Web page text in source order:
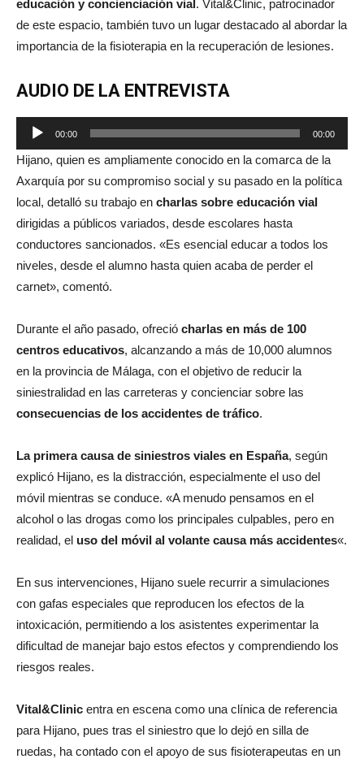
educación y concienciación vial. Vital&Clinic, patrocinador
de este espacio, también tuvo un lugar destacado al abordar la
importancia de la fisioterapia en la recuperación de lesiones.
AUDIO DE LA ENTREVISTA
Reproductor
de
audio
00:00 00:00
Hijano, quien es ampliamente conocido en la comarca de la
Axarquía por su compromiso social y su pasado en la política
local, detalló su trabajo en charlas sobre educación vial
dirigidas a públicos variados, desde escolares hasta
conductores sancionados. «Es esencial educar a todos los
niveles, desde el alumno hasta quien acaba de perder el
carnet», comentó.
Durante el año pasado, ofreció charlas en más de 100
centros educativos, alcanzando a más de 10,000 alumnos
en la provincia de Málaga, con el objetivo de reducir la
siniestralidad en las carreteras y concienciar sobre las
consecuencias de los accidentes de tráfico.
La primera causa de siniestros viales en España, según
explicó Hijano, es la distracción, especialmente el uso del
móvil mientras se conduce. «A menudo pensamos en el
alcohol o las drogas como los principales culpables, pero en
realidad, el uso del móvil al volante causa más accidentes«.
En sus intervenciones, Hijano suele recurrir a simulaciones
con gafas especiales que reproducen los efectos de la
intoxicación, permitiendo a los asistentes experimentar la
dificultad de manejar bajo estos efectos y comprendiendo los
riesgos reales.
Vital&Clinic entra en escena como una clínica de referencia
para Hijano, pues tras el siniestro que lo dejó en silla de
ruedas, ha contado con el apoyo de sus fisioterapeutas en un